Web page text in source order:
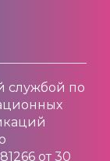
службой по
от 30